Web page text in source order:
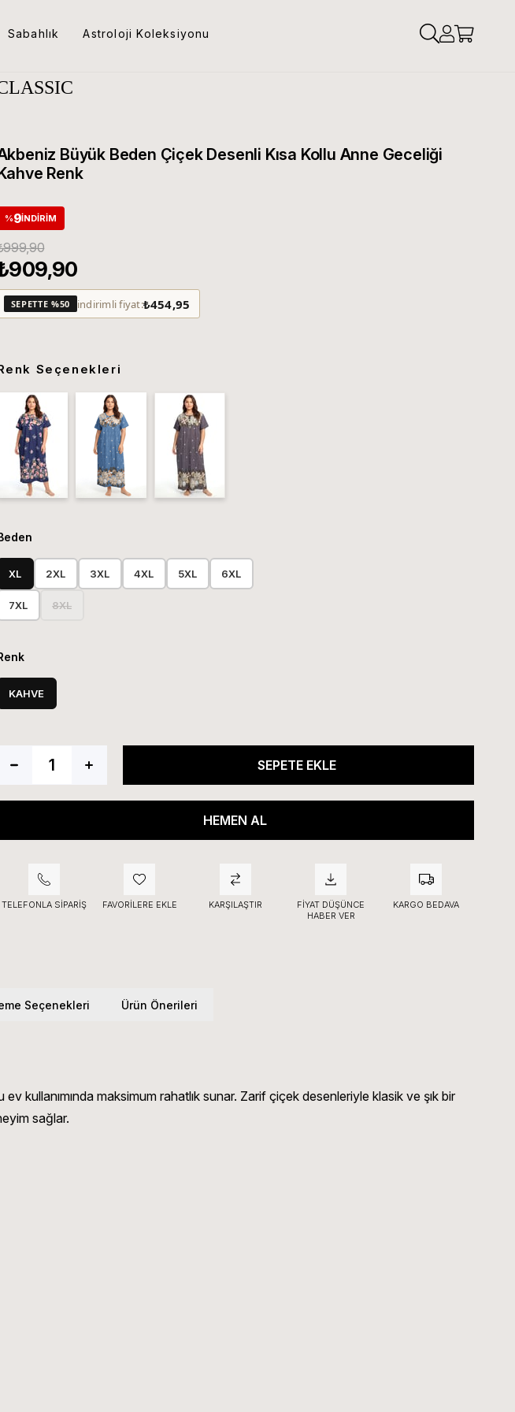
Sabahlık Astroloji Koleksiyonu
Büyük Beden Çiçek Desenli Kısa Kollu Anne Geceliği
Renk
%9İNDIRIM
SEPETTE %50 indirimli fiyat:₺454,95
Seçenekleri
XL 2XL 3XL 4XL 5XL 6XL
7XL 8XL
KAHVE
TELEFONLA SIPARIŞ FAVORILERE EKLE KARŞILAŞTIR
FIYAT DÜŞÜNCE
HABER VER
KARGO BEDAVA
Seçenekleri Ürün Önerileri
kullanımında maksimum rahatlık sunar. Zarif çiçek desenleriyle klasik ve şık bir
sağlar.